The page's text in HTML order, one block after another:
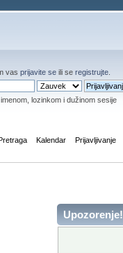
vas prijavite se ili se registrujte
lozinkom i dužinom sesije
Kalendar Prijavljivanje
Upozorenje!